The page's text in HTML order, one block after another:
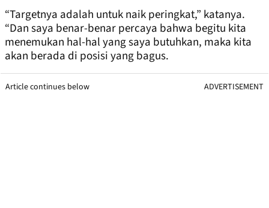
“Targetnya adalah untuk naik peringkat,” katanya.
“Dan saya benar-benar percaya bahwa begitu kita
menemukan hal-hal yang saya butuhkan, maka kita
akan berada di posisi yang bagus.
Article continues below ADVERTISEMENT